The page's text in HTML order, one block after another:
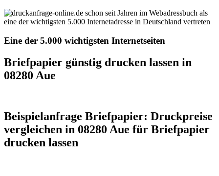
Eine der 5.000 wichtigsten Internetseiten
Briefpapier günstig drucken lassen in
08280 Aue
Beispielanfrage Briefpapier: Druckpreise
vergleichen in 08280 Aue für Briefpapier
drucken lassen